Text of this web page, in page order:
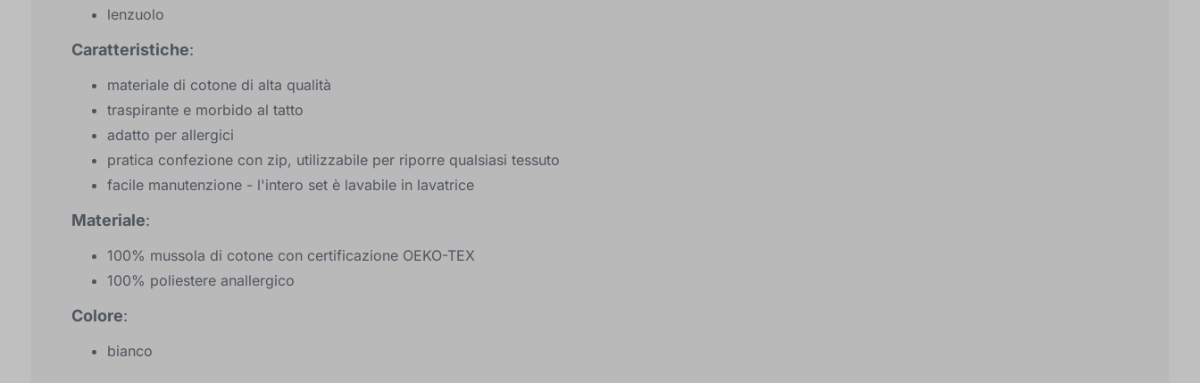
lenzuolo
Caratteristiche:
materiale di cotone di alta qualità
traspirante e morbido al tatto
adatto per allergici
pratica confezione con zip, utilizzabile per riporre qualsiasi tessuto
facile manutenzione - l'intero set è lavabile in lavatrice
Materiale:
100% mussola di cotone con certificazione OEKO-TEX
100% poliestere anallergico
Colore:
bianco